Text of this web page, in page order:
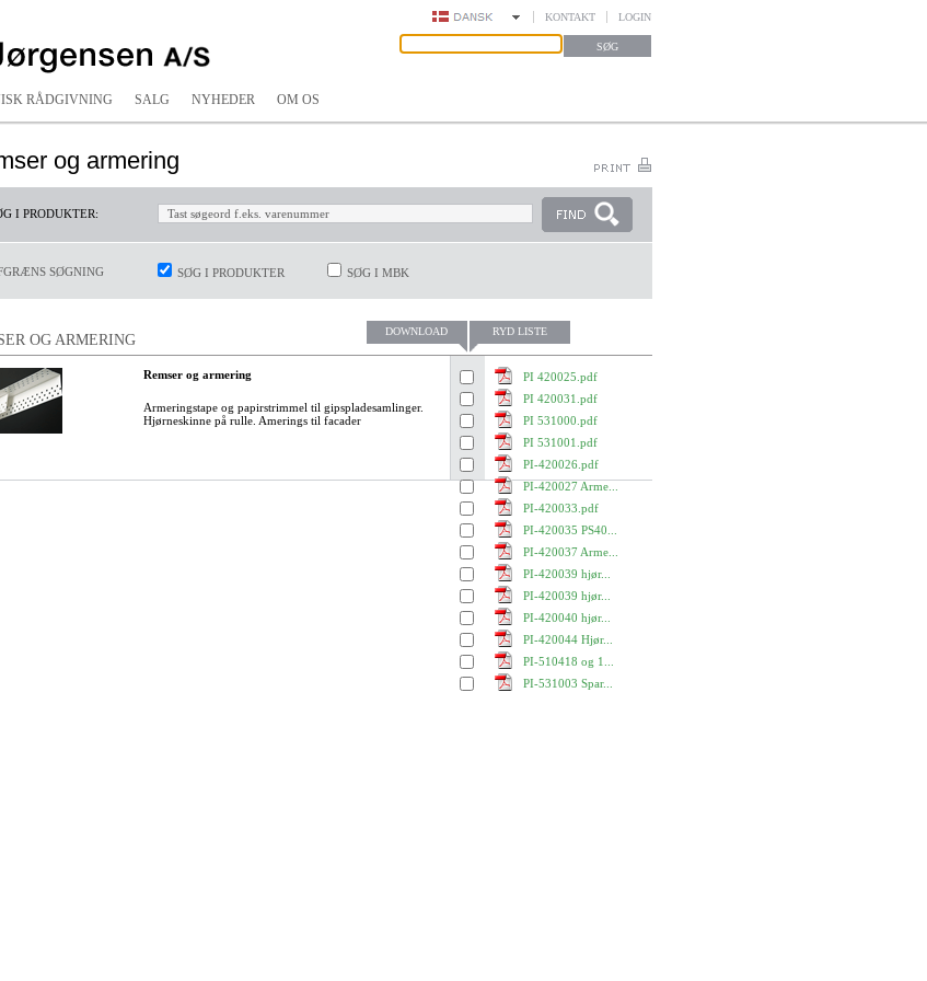
RÅDGIVNING SALG NYHEDER OM OS
KONTAKT LOGIN
og armering
I PRODUKTER:
SØGNING SØG I PRODUKTER SØG I MBK
DOWNLOAD RYD LISTE
OG ARMERING
Remser og armering
Armeringstape og papirstrimmel til gipspladesamlinger.
Hjørneskinne på rulle. Amerings til facader
PI 420025.pdf
PI 420031.pdf
PI 531000.pdf
PI 531001.pdf
PI-420026.pdf
PI-420027 Arme...
PI-420033.pdf
PI-420035 PS40...
PI-420037 Arme...
PI-420039 hjør...
PI-420039 hjør...
PI-420040 hjør...
PI-420044 Hjør...
PI-510418 og 1...
PI-531003 Spar...